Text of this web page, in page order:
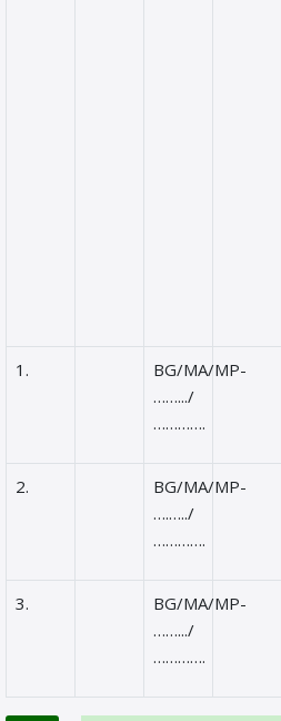
1.
BG/MA/MP-
…….../
………….
2.
BG/MA/MP-
….…../
………….
3.
BG/MA/MP-
…….../
………….